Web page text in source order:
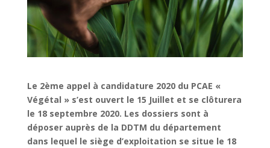
Le 2ème appel à candidature 2020 du PCAE «
Végétal » s’est ouvert le 15 Juillet et se clôturera
le 18 septembre 2020. Les dossiers sont à
déposer auprès de la DDTM du département
dans lequel le siège d’exploitation se situe le 18